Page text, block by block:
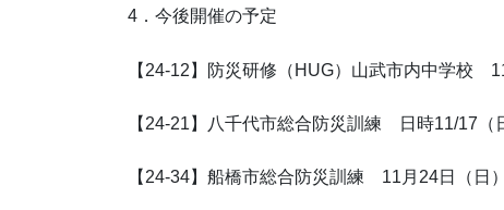
4．今後開催の予定
【24-12】防災研修（HUG）山武市内中学校
【24-21】八千代市総合防災訓練 日時11/17（
【24-34】船橋市総合防災訓練 11月24日（日